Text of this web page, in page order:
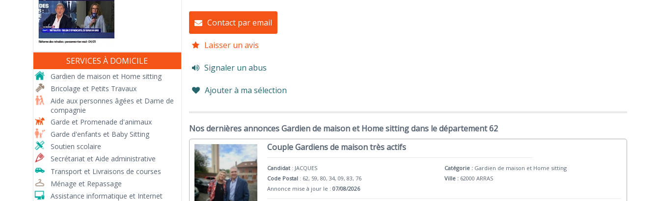
Contact par email
Laisser un avis
Signaler un abus
Ajouter à ma sélection
Nos dernières annonces Gardien de maison et Home sitting dans le département 62
Couple Gardiens de maison très actifs
Candidat : JACQUES
Code Postal : 62, 59, 80, 34, 09, 83, 76
Annonce mise à jour le :07/08/2026
Catégorie : Gardien de maison et Home sitting
Ville : 62000 ARRAS
SERVICES À DOMICILE
Gardien de maison et Home sitting
Bricolage et Petits Travaux
Aide aux personnes âgées et Dame de
compagnie
Garde et Promenade d'animaux
Garde d'enfants et Baby Sitting
Soutien scolaire
Secrétariat et Aide administrative
Transport et Livraisons de courses
Ménage et Repassage
Assistance informatique et Internet